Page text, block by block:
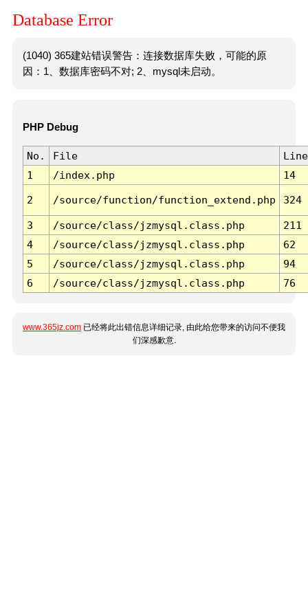
Database Error
(1040) 365建站错误警告：连接数据库失败，可能的原
因：1、数据库密码不对; 2、mysql未启动。
PHP Debug
No. File
Line
1
/index.php 14
2 /source/function/function_extend.php 324
3 /source/class/jzmysql.class.php
211
4
/source/class/jzmysql.class.php
62
5
/source/class/jzmysql.class.php
94
6
/source/class/jzmysql.class.php 76
www.365jz.com 已经将此出错信息详细记录, 由此给您带来的访问不便我
们深感歉意.